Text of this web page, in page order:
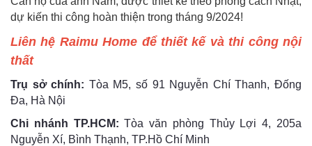
dự kiến thi công hoàn thiện trong tháng 9/2024!
Liên hệ Raimu Home để thiết kế và thi công nội
thất
Trụ sở chính: Tòa M5, số 91 Nguyễn Chí Thanh, Đống
Đa, Hà Nội
Chi nhánh TP.HCM: Tòa văn phòng Thủy Lợi 4, 205a
Nguyễn Xí, Bình Thạnh, TP.Hồ Chí Minh